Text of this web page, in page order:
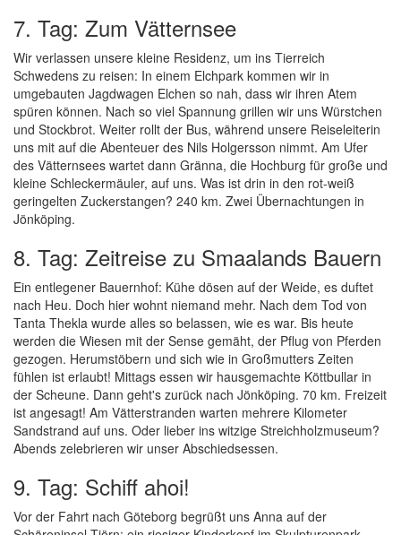
7. Tag: Zum Vätternsee
Wir verlassen unsere kleine Residenz, um ins Tierreich
Schwedens zu reisen: In einem Elchpark kommen wir in
umgebauten Jagdwagen Elchen so nah, dass wir ihren Atem
spüren können. Nach so viel Spannung grillen wir uns Würstchen
und Stockbrot. Weiter rollt der Bus, während unsere Reiseleiterin
uns mit auf die Abenteuer des Nils Holgersson nimmt. Am Ufer
des Vätternsees wartet dann Gränna, die Hochburg für große und
kleine Schleckermäuler, auf uns. Was ist drin in den rot-weiß
geringelten Zuckerstangen? 240 km. Zwei Übernachtungen in
Jönköping.
8. Tag: Zeitreise zu Smaalands Bauern
Ein entlegener Bauernhof: Kühe dösen auf der Weide, es duftet
nach Heu. Doch hier wohnt niemand mehr. Nach dem Tod von
Tanta Thekla wurde alles so belassen, wie es war. Bis heute
werden die Wiesen mit der Sense gemäht, der Pflug von Pferden
gezogen. Herumstöbern und sich wie in Großmutters Zeiten
fühlen ist erlaubt! Mittags essen wir hausgemachte Köttbullar in
der Scheune. Dann geht's zurück nach Jönköping. 70 km. Freizeit
ist angesagt! Am Vätterstranden warten mehrere Kilometer
Sandstrand auf uns. Oder lieber ins witzige Streichholzmuseum?
Abends zelebrieren wir unser Abschiedsessen.
9. Tag: Schiff ahoi!
Vor der Fahrt nach Göteborg begrüßt uns Anna auf der